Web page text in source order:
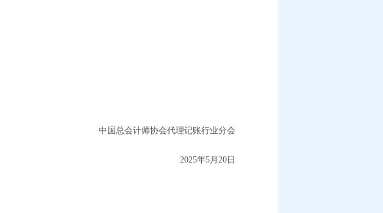
中国总会计师协会代理记账行业分会
2025年5月20日